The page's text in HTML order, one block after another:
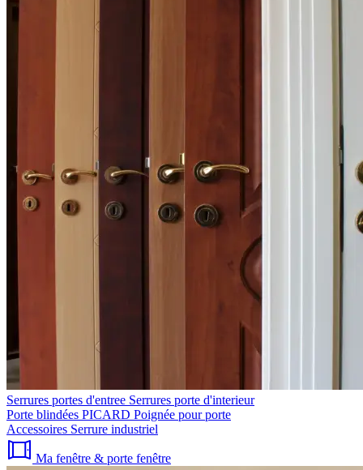
Serrures portes d'entree Serrures porte d'interieur
Porte blindées PICARD Poignée pour porte
Accessoires Serrure industriel
Ma fenêtre & porte fenêtre